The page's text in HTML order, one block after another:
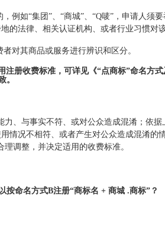
例如“集团”、“商城”、“Q唛”，申请人须
的法律、相关认证机构、或者行业习惯对
对其商品或服务进行辨识和区分。
注册收费标准，可详见《“点商标”命名方
。
、与事实不符、或对公众造成混淆；依
情况不相符、或者产生对公众造成混淆的
调整，并决定适用的收费标准。
按命名方式B注册“商标名 + 商城 .商标”？